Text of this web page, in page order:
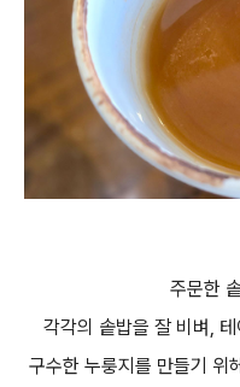
주문한
각각의 솥밥을 잘 비벼,
구수한 누룽지를 만들기 위